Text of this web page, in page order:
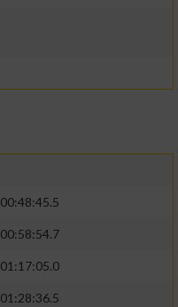
00:48:45.5
00:58:54.7
01:17:05.0
01:28:36.5